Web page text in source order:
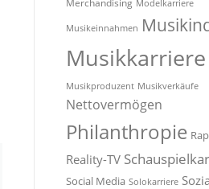
Modelkarriere
Musikeinnahmen
Musikkarriere
Musikproduzent Musikverkäufe
Nettovermögen
Philanthropie
Reality-TV
Social Media Solokarriere